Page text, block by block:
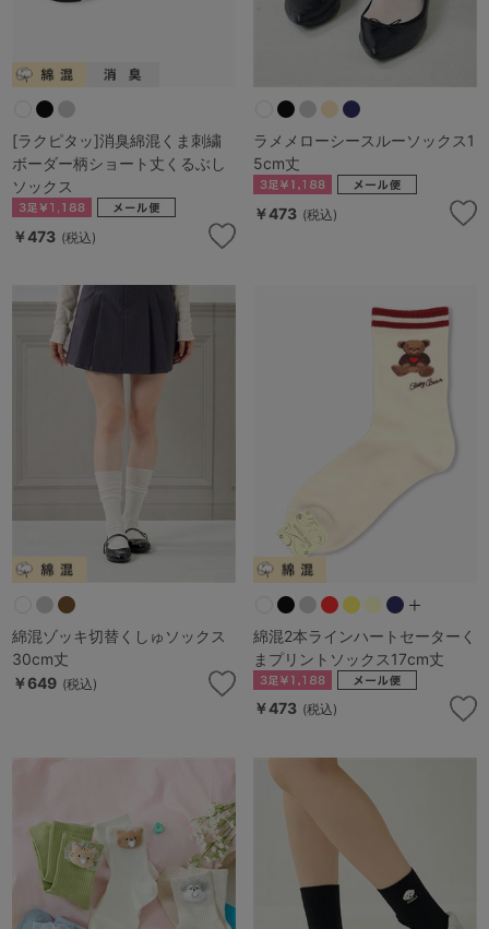
[ラクピタッ]消臭綿混くま刺繍
ボーダー柄ショート丈くるぶし
ソックス
￥473 (税込)
ラメメローシースルーソックス1
5cm丈
￥473 (税込)
綿混ゾッキ切替くしゅソックス
30cm丈
￥649 (税込)
綿混2本ラインハートセーターく
まプリントソックス17cm丈
￥473 (税込)